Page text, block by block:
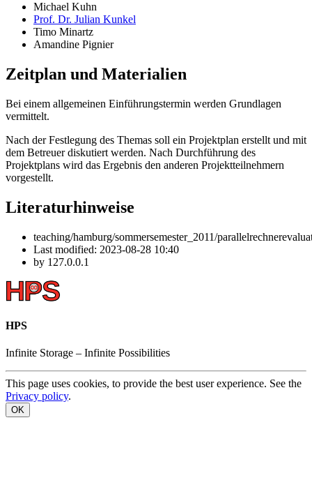
Michael Kuhn
Prof. Dr. Julian Kunkel
Timo Minartz
Amandine Pignier
Zeitplan und Materialien
Bei einem allgemeinen Einführungstermin werden Grundlagen
vermittelt.
Nach der Festlegung des Themas soll ein Projektplan erstellt und mit
dem Betreuer diskutiert werden. Nach Durchführung des
Projektplans wird das Ergebnis den anderen Projektteilnehmern
vorgestellt.
Literaturhinweise
teaching/hamburg/sommersemester_2011/
Last modified: 2023-08-28 10:40
by 127.0.0.1
HPS
Infinite Storage – Infinite Possibilities
This page uses cookies, to provide the best user experience. See the
Privacy policy.
OK